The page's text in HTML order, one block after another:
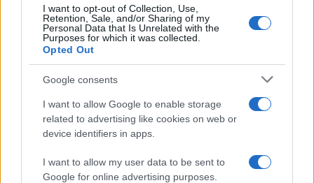
I want to opt-out of Collection, Use,
Retention, Sale, and/or Sharing of my
Personal Data that Is Unrelated with the
Purposes for which it was collected.
Opted Out
Google consents
I want to allow Google to enable storage
related to advertising like cookies on web or
device identifiers in apps.
I want to allow my user data to be sent to
Google for online advertising purposes.
Ozono e caldo urbano: difendere pelle e vie
respiratorie
SALUTE